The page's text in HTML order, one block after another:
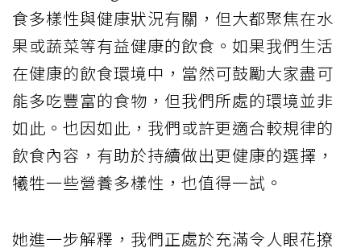
食多樣性與健康狀況有關，但大都聚焦在水
果或蔬菜等有益健康的飲食。如果我們生活
在健康的飲食環境中，當然可鼓勵大家盡可
能多吃豐富的食物，但我們所處的環境並非
如此。也因如此，我們或許更適合較規律的
飲食內容，有助於持續做出更健康的選擇，
犧牲一些營養多樣性，也值得一試。
她進一步解釋，我們正處於充滿令人眼花撩